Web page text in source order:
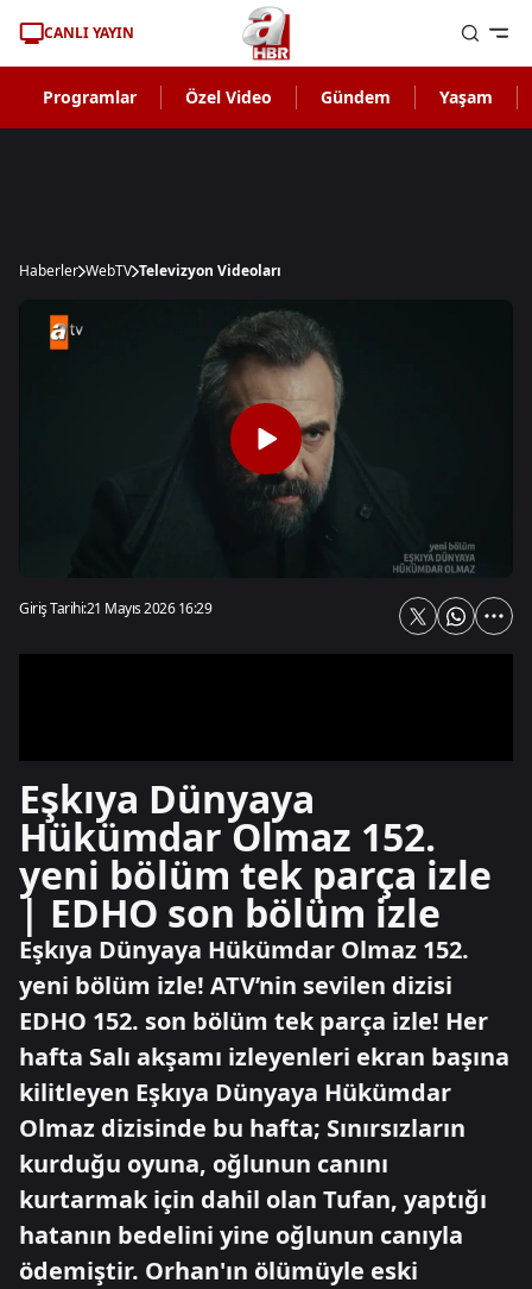
CANLI YAYIN
Programlar Özel Video Gündem Yaşam
Haberler WebTV Televizyon Videoları
Giriş Tarihi:21 Mayıs 2026 16:29
Eşkıya Dünyaya
Hükümdar Olmaz 152.
yeni bölüm tek parça izle
| EDHO son bölüm izle
Eşkıya Dünyaya Hükümdar Olmaz 152.
yeni bölüm izle! ATV’nin sevilen dizisi
EDHO 152. son bölüm tek parça izle! Her
hafta Salı akşamı izleyenleri ekran başına
kilitleyen Eşkıya Dünyaya Hükümdar
Olmaz dizisinde bu hafta; Sınırsızların
kurduğu oyuna, oğlunun canını
kurtarmak için dahil olan Tufan, yaptığı
hatanın bedelini yine oğlunun canıyla
ödemiştir. Orhan'ın ölümüyle eski